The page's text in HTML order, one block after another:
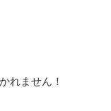
れません！